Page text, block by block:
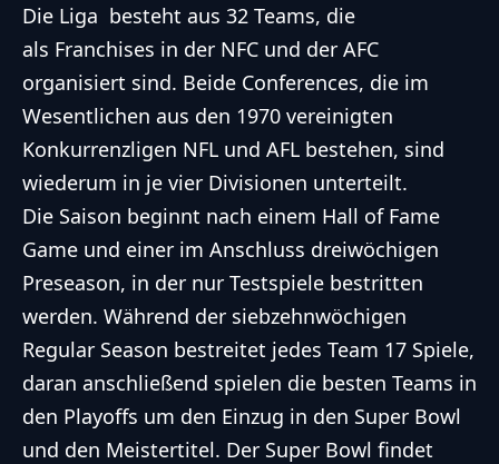
Die Liga besteht aus 32 Teams, die
als Franchises in der NFC und der AFC
organisiert sind. Beide Conferences, die im
Wesentlichen aus den 1970 vereinigten
Konkurrenzligen NFL und AFL bestehen, sind
wiederum in je vier Divisionen unterteilt.
Die Saison beginnt nach einem Hall of Fame
Game und einer im Anschluss dreiwöchigen
Preseason, in der nur Testspiele bestritten
werden. Während der siebzehnwöchigen
Regular Season bestreitet jedes Team 17 Spiele,
daran anschließend spielen die besten Teams in
den Playoffs um den Einzug in den Super Bowl
und den Meistertitel. Der Super Bowl findet